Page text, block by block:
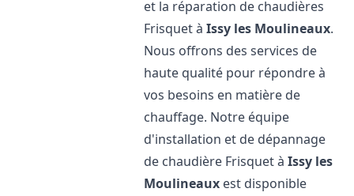
et la réparation de chaudières
Frisquet àIssy les Moulineaux.
Nous offrons des services de
haute qualité pour répondre à
vos besoins en matière de
chauffage. Notre équipe
d'installation et de dépannage
de chaudière Frisquet àIssy les
Moulineaux est disponible